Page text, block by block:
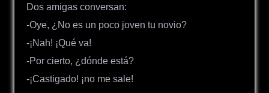
Dos amigas conversan:
-Oye, ¿No es un poco joven tu novio?
-¡Nah! ¡Qué va!
-Por cierto, ¿dónde está?
-¡Castigado! ¡no me sale!